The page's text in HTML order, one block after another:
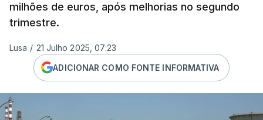
milhões de euros, após melhorias no segundo
trimestre.
Lusa / 21 Julho 2025, 07:23
ADICIONAR COMO FONTE INFORMATIVA